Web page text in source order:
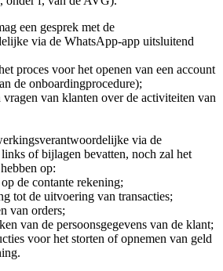
een gesprek met de
via de WhatsApp-app uitsluitend
proces voor het openen van een account
de onboardingprocedure);
van klanten over de activiteiten van
via de
of bijlagen bevatten, noch zal het
op:
de contante rekening;
tot de uitvoering van transacties;
van orders;
van de persoonsgegevens van de klant;
voor het storten of opnemen van geld